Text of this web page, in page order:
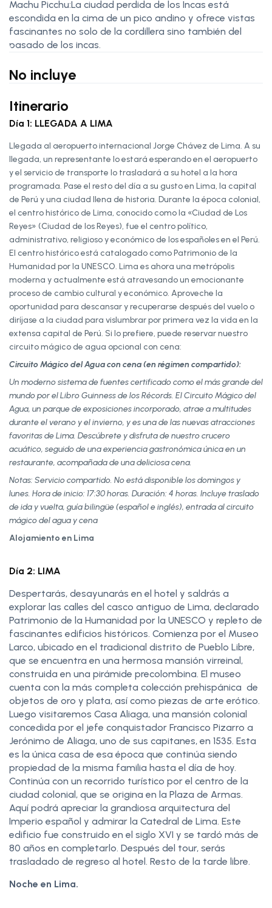
Machu Picchu:La ciudad perdida de los Incas está
escondida en la cima de un pico andino y ofrece vistas
fascinantes no solo de la cordillera sino también del
pasado de los incas.
No incluye
Itinerario
Día 1: LLEGADA A LIMA
Llegada al aeropuerto internacional Jorge Chávez de Lima. A su
llegada, un representante lo estará esperando en el aeropuerto
y el servicio de transporte lo trasladará a su hotel a la hora
programada. Pase el resto del día a su gusto en Lima, la capital
de Perú y una ciudad llena de historia. Durante la época colonial,
el centro histórico de Lima, conocido como la «Ciudad de Los
Reyes» (Ciudad de los Reyes), fue el centro político,
administrativo, religioso y económico de los españoles en el Perú.
El centro histórico está catalogado como Patrimonio de la
Humanidad por la UNESCO. Lima es ahora una metrópolis
moderna y actualmente está atravesando un emocionante
proceso de cambio cultural y económico. Aproveche la
oportunidad para descansar y recuperarse después del vuelo o
diríjase a la ciudad para vislumbrar por primera vez la vida en la
extensa capital de Perú. Si lo prefiere, puede reservar nuestro
circuito mágico de agua opcional con cena:
Circuito Mágico del Agua con cena (en régimen compartido):
Un moderno sistema de fuentes certificado como el más grande del
mundo por el Libro Guinness de los Récords. El Circuito Mágico del
Agua, un parque de exposiciones incorporado, atrae a multitudes
durante el verano y el invierno, y es una de las nuevas atracciones
favoritas de Lima. Descúbrete y disfruta de nuestro crucero
acuático, seguido de una experiencia gastronómica única en un
restaurante, acompañada de una deliciosa cena.
Notas: Servicio compartido. No está disponible los domingos y
lunes. Hora de inicio: 17:30 horas. Duración: 4 horas. Incluye traslado
de ida y vuelta, guía bilingüe (español e inglés), entrada al circuito
mágico del agua y cena
Alojamiento en Lima
Día 2: LIMA
Despertarás, desayunarás en el hotel y saldrás a
explorar las calles del casco antiguo de Lima, declarado
Patrimonio de la Humanidad por la UNESCO y repleto de
fascinantes edificios históricos. Comienza por el Museo
Larco, ubicado en el tradicional distrito de Pueblo Libre,
que se encuentra en una hermosa mansión virreinal,
construida en una pirámide precolombina. El museo
cuenta con la más completa colección prehispánica de
objetos de oro y plata, así como piezas de arte erótico.
Luego visitaremos Casa Aliaga, una mansión colonial
concedida por el jefe conquistador Francisco Pizarro a
Jerónimo de Aliaga, uno de sus capitanes, en 1535. Esta
es la única casa de esa época que continúa siendo
propiedad de la misma familia hasta el día de hoy.
Continúa con un recorrido turístico por el centro de la
ciudad colonial, que se origina en la Plaza de Armas.
Aquí podrá apreciar la grandiosa arquitectura del
Imperio español y admirar la Catedral de Lima. Este
edificio fue construido en el siglo XVI y se tardó más de
80 años en completarlo. Después del tour, serás
trasladado de regreso al hotel. Resto de la tarde libre.
Noche en Lima.